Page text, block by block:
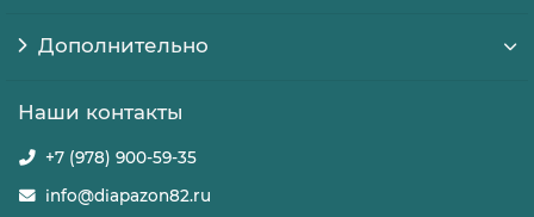
Дополнительно
Наши контакты
+7 (978) 900-59-35
info@diapazon82.ru